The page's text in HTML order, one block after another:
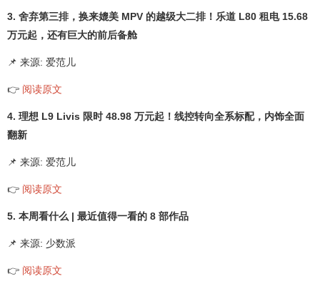
3. 舍弃第三排，换来媲美 MPV 的越级大二排！乐道 L80 租电 15.68
万元起，还有巨大的前后备舱
📌 来源: 爱范儿
👉 阅读原文
4. 理想 L9 Livis 限时 48.98 万元起！线控转向全系标配，内饰全面
翻新
📌 来源: 爱范儿
👉 阅读原文
5. 本周看什么 | 最近值得一看的 8 部作品
📌 来源: 少数派
👉 阅读原文